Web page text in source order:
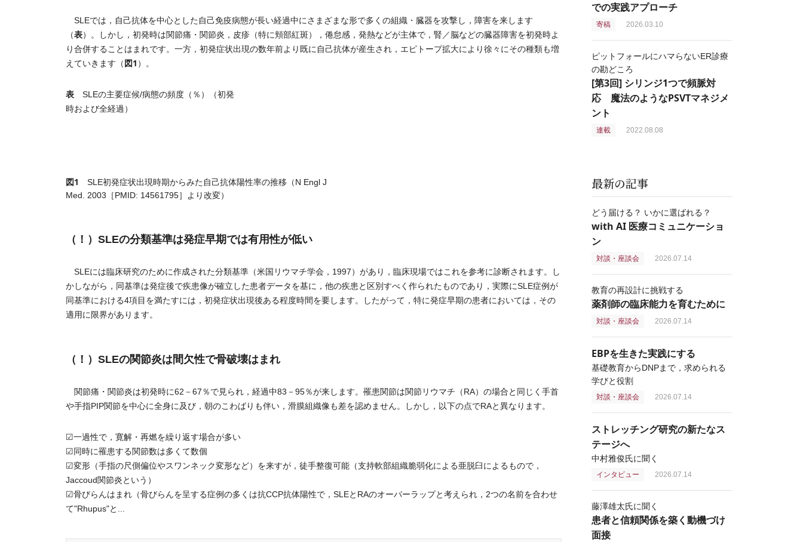
SLEでは，自己抗体を中心とした自己免疫病態が長い経過中にさまざまな形で多くの組織・臓器を攻撃し，障害を来します
（表）。しかし，初発時は関節痛・関節炎，皮疹（特に頬部紅斑），倦怠感，発熱などが主体で，腎／脳などの臓器障害を初発時よ
り合併することはまれです。一方，初発症状出現の数年前より既に自己抗体が産生され，エピトープ拡大により徐々にその種類も増
えていきます（図1 ）。
表 SLEの主要症候/病態の頻度（％）（初発
時および全経過）
図1
SLE初発症状出現時期からみた自己抗体陽性率の推移（N Engl J
Med. 2003［PMID: 14561795］より改変）
（！）SLEの分類基準は発症早期では有用性が低い
SLEには臨床研究のために作成された分類基準（米国リウマチ学会，1997）があり，臨床現場ではこれを参考に診断されます。し
かしながら，同基準は発症後で疾患像が確立した患者データを基に，他の疾患と区別すべく作られたものであり，実際にSLE症例が
同基準における4項目を満たすには，初発症状出現後ある程度時間を要します。したがって，特に発症早期の患者においては，その
適用に限界があります。
（！）SLEの関節炎は間欠性で骨破壊はまれ
関節痛・関節炎は初発時に62－67％で見られ，経過中83－95％が来します。罹患関節は関節リウマチ（RA）の場合と同じく手首
や手指PIP関節を中心に全身に及び，朝のこわばりも伴い，滑膜組織像も差を認めません。しかし，以下の点でRAと異なります。
☑一過性で，寛解・再燃を繰り返す場合が多い
☑同時に罹患する関節数は多くて数個
☑変形（手指の尺側偏位やスワンネック変形など）を来すが，徒手整復可能（支持軟部組織脆弱化による亜脱臼によるもので，
Jaccoud関節炎という）
☑骨びらんはまれ（骨びらんを呈する症例の多くは抗CCP抗体陽性で，SLEとRAのオーバーラップと考えられ，2つの名前を合わせ
て"Rhupus"と...
での実践アプローチ
寄稿 2026.03.10
ピットフォールにハマらないER診療
の勘どころ
[第3回] シリンジ1つで頻脈対
応 魔法のようなPSVTマネジメ
ント
連載 2022.08.08
最新の記事
どう届ける？ いかに選ばれる？
with AI 医療コミュニケーショ
ン
対談・座談会 2026.07.14
教育の再設計に挑戦する
薬剤師の臨床能力を育むために
対談・座談会 2026.07.14
EBPを生きた実践にする
基礎教育からDNPまで，求められる
学びと役割
対談・座談会 2026.07.14
ストレッチング研究の新たなス
テージへ
中村雅俊氏に聞く
インタビュー 2026.07.14
藤澤雄太氏に聞く
患者と信頼関係を築く動機づけ
面接